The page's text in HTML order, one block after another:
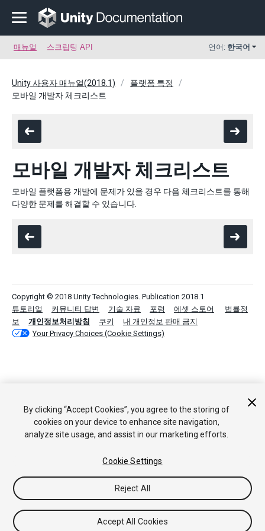
매뉴얼 스크립팅 API 언어: 한국어
Unity 사용자 매뉴얼(2018.1)
플랫폼 특정
모바일 개발자 체크리스트
모바일 개발자 체크리스트
모바일 플랫폼용 개발에 문제가 있을 경우 다음 체크리스트를 통해
다양한 문제를 해결할 수 있습니다.
Copyright © 2018 Unity Technologies. Publication 2018.1
튜토리얼
커뮤니티 답변 기술 자료 포럼 에셋 스토어
법률정
보
개인정보처리방침 쿠키
내 개인정보 판매 금지
Your Privacy Choices (Cookie Settings)
By clicking “Accept Cookies”, you agree to the storing of
cookies on your device to enhance site navigation,
analyze site usage, and assist in our marketing efforts.
Cookie Settings
Reject All
Accept All Cookies